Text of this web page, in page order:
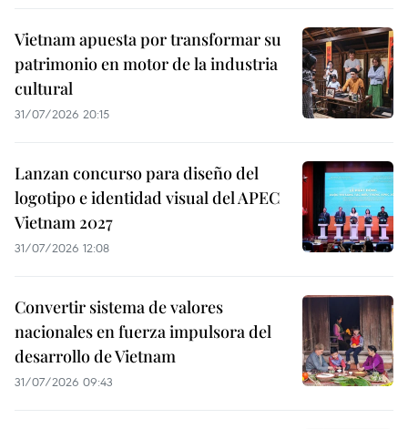
Vietnam apuesta por transformar su
patrimonio en motor de la industria
cultural
31/07/2026 20:15
Lanzan concurso para diseño del
logotipo e identidad visual del APEC
Vietnam 2027
31/07/2026 12:08
Convertir sistema de valores
nacionales en fuerza impulsora del
desarrollo de Vietnam
31/07/2026 09:43